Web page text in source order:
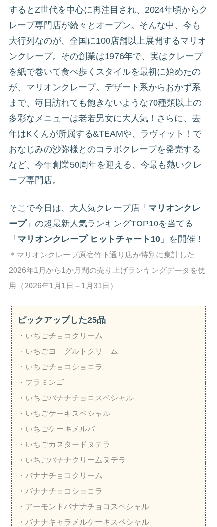
するとZ世代を中心に再注目され、2024年頃からク
レープ専門店が続々とオープン。そんな中、今も
大行列なのが、全国に100店舗以上展開するマリオ
ンクレープ。その創業は1976年で、実はクレープ
を紙で巻いて食べ歩くスタイルを最初に始めたの
が、マリオンクレープ。デザート系からおかず系
まで、毎日訪れても飽きないような70種類以上の
多彩なメニューは老若男女に大人気！さらに、去
年はKくんが所属する&TEAMや、ラヴィット！で
おなじみの沙弥様とのコラボクレープを発売する
など、今年創業50周年を迎える、今最も熱いクレ
ープ専門店。
そこで今日は、大人気クレープ店「 マリオンクレ
ープ」の超最新人気ランキングTOP10を当てる
「 マリオンクレープ ヒットチャート10 」を開催！
＊マリオンクレープ原宿竹下通り店が特別に集計した
2026年1月から1か月間の売り上げランキングデータを使
用（2026年1月1日～1月31日）
ピックアップした25品
・いちごチョコクリーム
・いちごヨーグルトクリーム
・いちごチョコショコラ
・フラミンゴ
・いちごバナナチョコスペシャル
・いちごケーキスペシャル
・いちごケーキメルバ
・いちごカスタードヌテラ
・いちごバナナクリームヌテラ
・バナナチョコクリーム
・バナナチョコショコラ
・アーモンドバナナチョコスペシャル
・バナナキャラメルケーキスペシャル